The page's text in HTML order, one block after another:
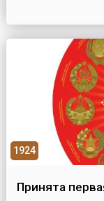
академий
1924
Принята